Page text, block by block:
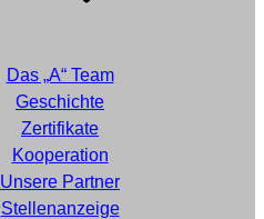
Das „A“ Team
Geschichte
Zertifikate
Kooperation
Unsere Partner
Stellenanzeige